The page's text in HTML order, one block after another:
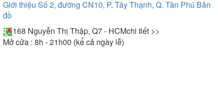
Giới thiệu Số 2, đường CN10, P. Tây Thạnh, Q. Tân Phú Bản
đồ
168 Nguyễn Thị Thập, Q7 - HCMchi tiết >>
Mở cửa : 8h - 21h00 (kể cả ngày lễ)